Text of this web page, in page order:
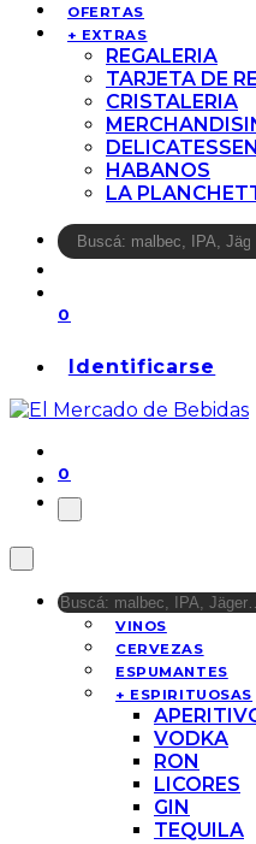
OFERTAS
+ EXTRAS
REGALERIA
TARJETA DE
CRISTALERIA
DELICATESSEN
HABANOS
LA
0
Identificarse
0
VINOS
CERVEZAS
ESPUMANTES
+ ESPIRITUOSAS
VODKA
RON
LICORES
GIN
TEQUILA